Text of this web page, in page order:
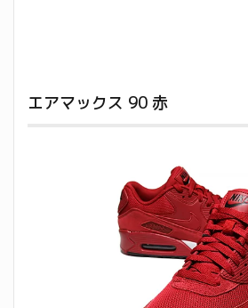
エアマックス 90 赤